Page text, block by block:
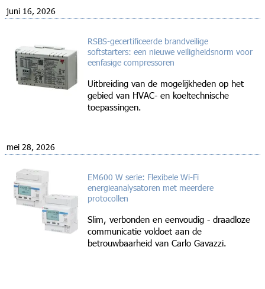
juni 16, 2026
RSBS-gecertificeerde brandveilige
softstarters: een nieuwe veiligheidsnorm voor
eenfasige compressoren
Uitbreiding van de mogelijkheden op het
gebied van HVAC- en koeltechnische
toepassingen.
mei 28, 2026
EM600 W serie: Flexibele Wi-Fi
energieanalysatoren met meerdere
protocollen
Slim, verbonden en eenvoudig - draadloze
communicatie voldoet aan de
betrouwbaarheid van Carlo Gavazzi.